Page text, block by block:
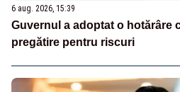
6 aug. 2026, 15:39
Guvernul a adoptat o hotărâre
pregătire pentru riscuri